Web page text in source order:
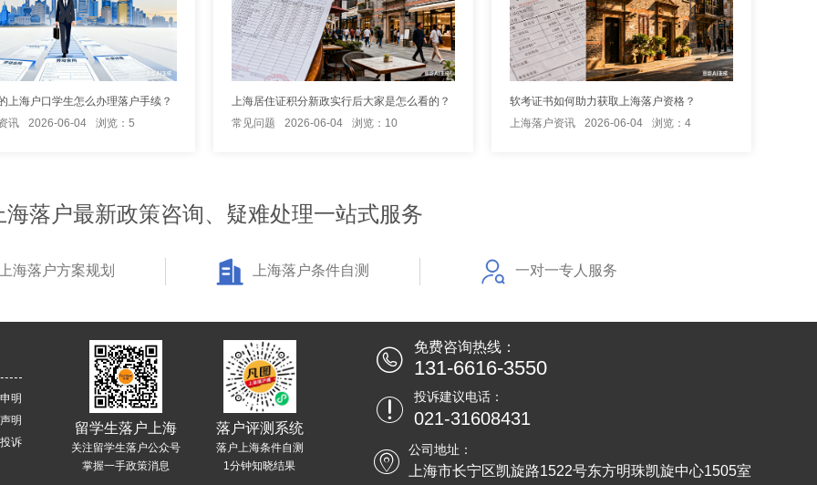
上海户口学生怎么办理落户手续？
讯
2026-06-04 浏览：5
上海居住证积分新政实行后大家是怎么看的？
常见问题
2026-06-04 浏览：10
软考证书如何助力获取上海落户资格？
上海落户资讯
2026-06-04 浏览：4
海落户最新政策咨询、疑难处理一站式服务
海落户方案规划 上海落户条件自测 一对一专人服务
明
明
诉
留学生落户上海
关注留学生落户公众号
掌握一手政策消息
落户评测系统
落户上海条件自测
1分钟知晓结果
免费咨询热线：
131-6616-3550
投诉建议电话：
021-31608431
公司地址：
上海市长宁区凯旋路1522号东方明珠凯旋中心1505室